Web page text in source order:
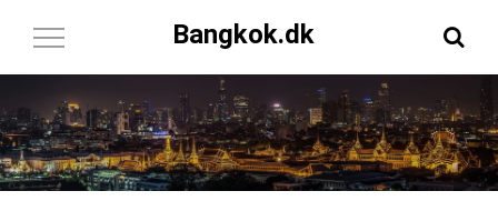
Bangkok.dk
Toggle